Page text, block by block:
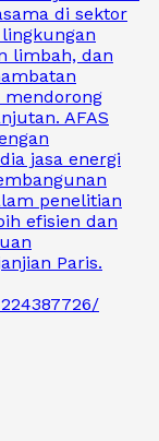
di sektor
limbah, dan
mendorong
AFAS
jasa energi
penelitian
efisien dan
Paris.